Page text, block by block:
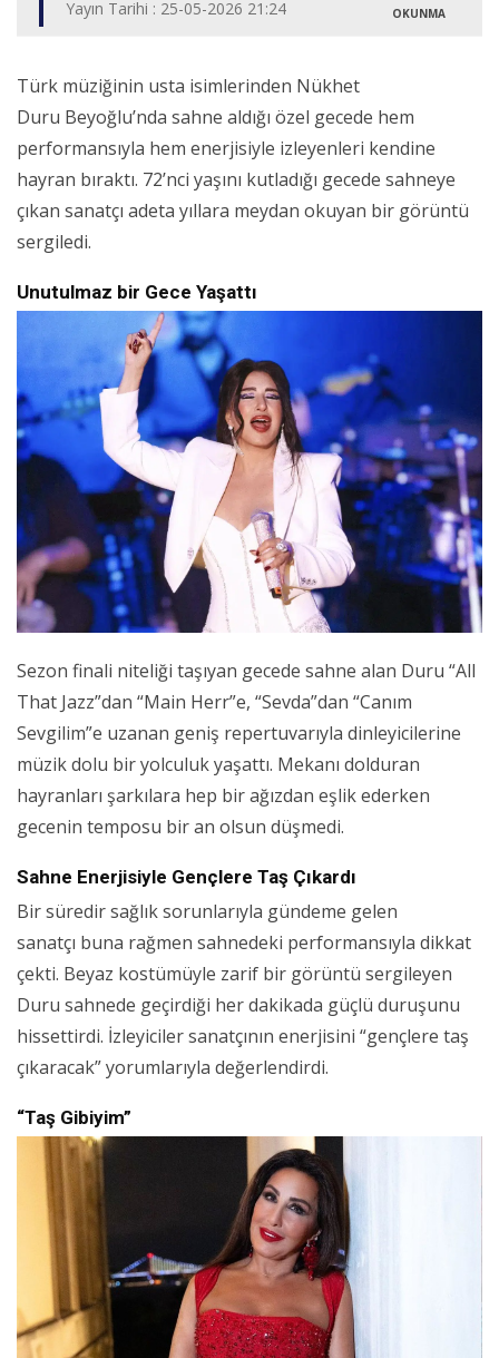
Yayın Tarihi : 25-05-2026 21:24 OKUNMA
Türk müziğinin usta isimlerinden Nükhet
Duru Beyoğlu’nda sahne aldığı özel gecede hem
performansıyla hem enerjisiyle izleyenleri kendine
hayran bıraktı. 72’nci yaşını kutladığı gecede sahneye
çıkan sanatçı adeta yıllara meydan okuyan bir görüntü
sergiledi.
Unutulmaz bir Gece Yaşattı
Sezon finali niteliği taşıyan gecede sahne alan Duru “All
That Jazz”dan “Main Herr”e, “Sevda”dan “Canım
Sevgilim”e uzanan geniş repertuvarıyla dinleyicilerine
müzik dolu bir yolculuk yaşattı. Mekanı dolduran
hayranları şarkılara hep bir ağızdan eşlik ederken
gecenin temposu bir an olsun düşmedi.
Sahne Enerjisiyle Gençlere Taş Çıkardı
Bir süredir sağlık sorunlarıyla gündeme gelen
sanatçı buna rağmen sahnedeki performansıyla dikkat
çekti. Beyaz kostümüyle zarif bir görüntü sergileyen
Duru sahnede geçirdiği her dakikada güçlü duruşunu
hissettirdi. İzleyiciler sanatçının enerjisini “gençlere taş
çıkaracak” yorumlarıyla değerlendirdi.
“Taş Gibiyim”